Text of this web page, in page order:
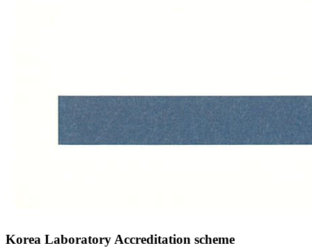
Korea Laboratory Accreditation scheme